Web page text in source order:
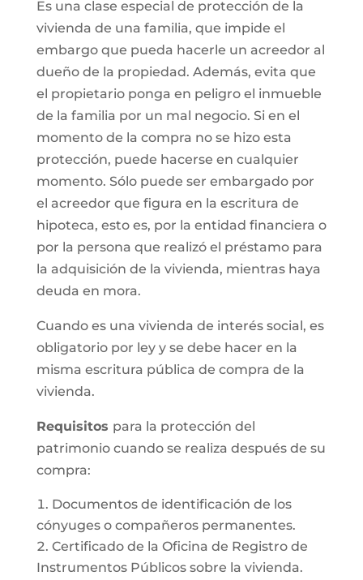
Es una clase especial de protección de la
vivienda de una familia, que impide el
embargo que pueda hacerle un acreedor al
dueño de la propiedad. Además, evita que
el propietario ponga en peligro el inmueble
de la familia por un mal negocio. Si en el
momento de la compra no se hizo esta
protección, puede hacerse en cualquier
momento. Sólo puede ser embargado por
el acreedor que figura en la escritura de
hipoteca, esto es, por la entidad financiera o
por la persona que realizó el préstamo para
la adquisición de la vivienda, mientras haya
deuda en mora.
Cuando es una vivienda de interés social, es
obligatorio por ley y se debe hacer en la
misma escritura pública de compra de la
vivienda.
Requisitos para la protección del
patrimonio cuando se realiza después de su
compra:
Documentos de identificación de los
cónyuges o compañeros permanentes.
Certificado de la Oficina de Registro de
Instrumentos Públicos sobre la vivienda.